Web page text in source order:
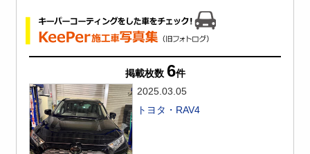
掲載枚数 6件
2025.03.05
トヨタ・RAV4